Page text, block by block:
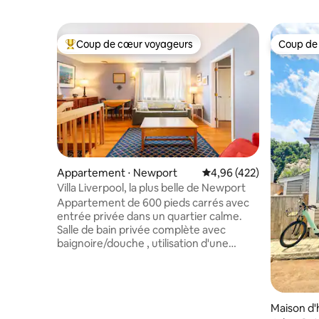
Coups de cœur voyageurs les plus appréciés
Coup de cœur voyageurs
Appartement ⋅ Newport Évaluation moyenne
4,96 (422)
Villa Liverpool, la plus belle de Newport
Appartement de 600 pieds carrés avec
entrée privée dans un quartier calme.
Salle de bain privée complète avec
baignoire/douche , utilisation d'une
Coup
Coup
Maison